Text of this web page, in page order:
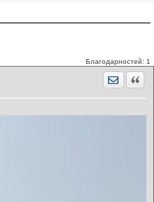
Благодарностей: 1